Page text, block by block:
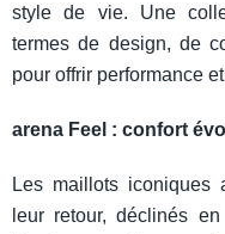
style de vie. Une
termes de design, de
pour offrir performance
arena Feel : confort
Les maillots iconiques
leur retour, déclinés